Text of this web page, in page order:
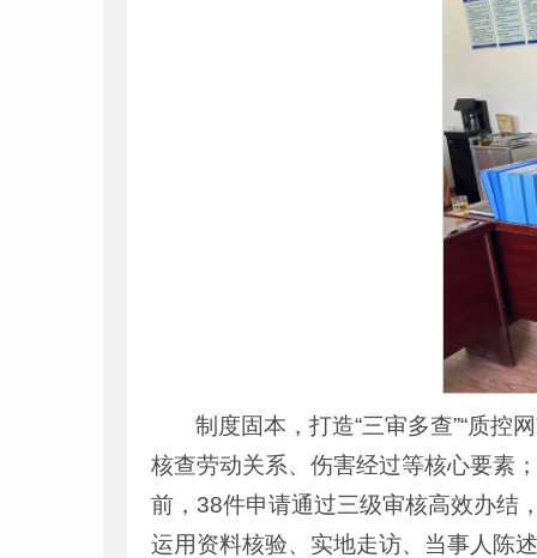
制度固本，打造“三审多查”“质控
核查劳动关系、伤害经过等核心要素
前，38件申请通过三级审核高效办结
运用资料核验、实地走访、当事人陈